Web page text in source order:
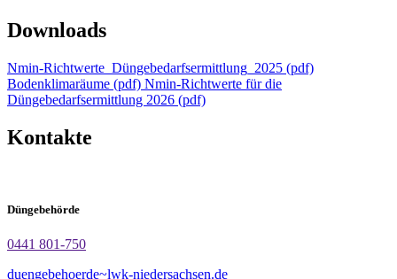
Downloads
Nmin-Richtwerte_Düngebedarfsermittlung_2025 (pdf)
Bodenklimaräume (pdf) Nmin-Richtwerte für die
Düngebedarfsermittlung 2026 (pdf)
Kontakte
Düngebehörde
0441 801-750
duengebehoerde~lwk-niedersachsen.de